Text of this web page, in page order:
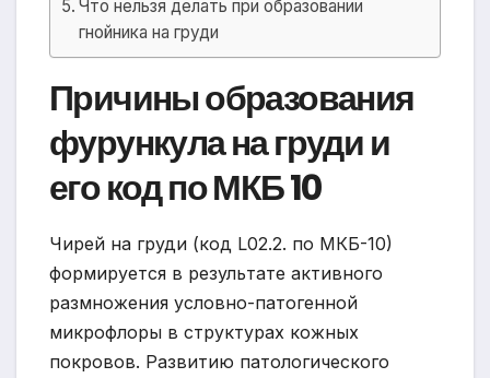
Что нельзя делать при образовании
гнойника на груди
Причины образования
фурункула на груди и
его код по МКБ 10
Чирей на груди (код L02.2. по МКБ-10)
формируется в результате активного
размножения условно-патогенной
микрофлоры в структурах кожных
покровов. Развитию патологического